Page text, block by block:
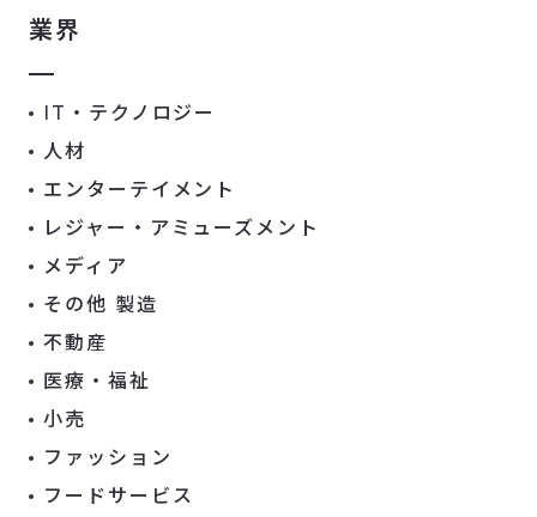
業界
IT・テクノロジー
人材
エンターテイメント
レジャー・アミューズメント
メディア
その他 製造
不動産
医療・福祉
小売
ファッション
フードサービス